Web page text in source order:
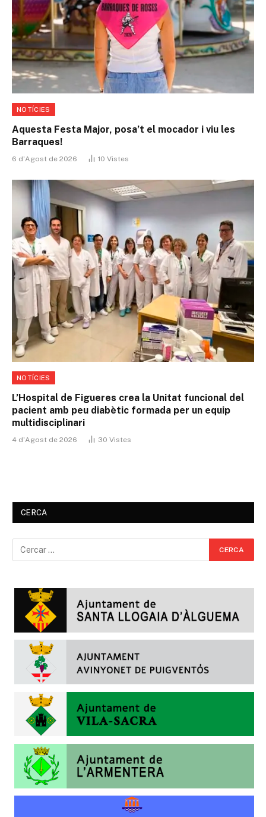
NOTÍCIES
Aquesta Festa Major, posa’t el mocador i viu les
Barraques!
6 d'Agost de 2026 10 Vistes
NOTÍCIES
L’Hospital de Figueres crea la Unitat funcional del
pacient amb peu diabètic formada per un equip
multidisciplinari
4 d'Agost de 2026 30 Vistes
CERCA